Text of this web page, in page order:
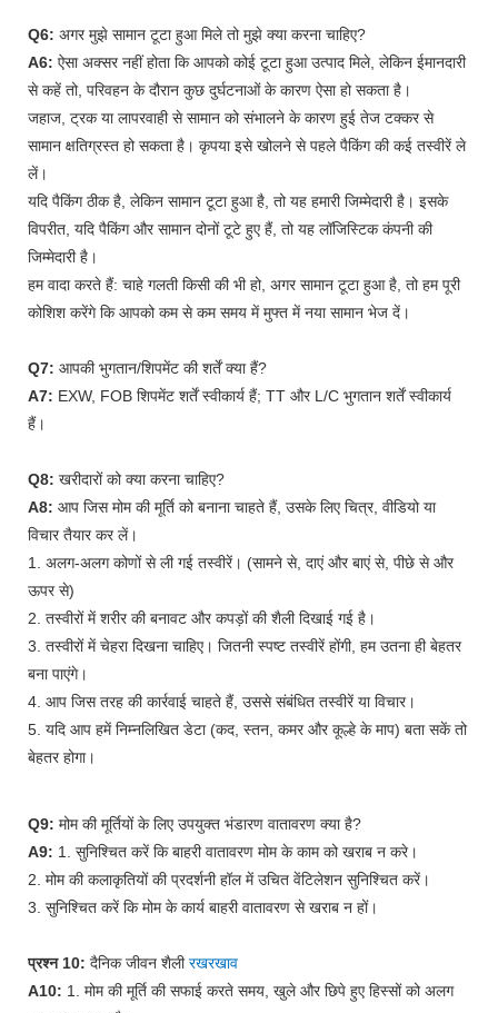
Q6: अगर मुझे सामान टूटा हुआ मिले तो मुझे क्या करना चाहिए?
A6: ऐसा अक्सर नहीं होता कि आपको कोई टूटा हुआ उत्पाद मिले, लेकिन ईमानदारी
से कहें तो, परिवहन के दौरान कुछ दुर्घटनाओं के कारण ऐसा हो सकता है।
जहाज, ट्रक या लापरवाही से सामान को संभालने के कारण हुई तेज टक्कर से
सामान क्षतिग्रस्त हो सकता है। कृपया इसे खोलने से पहले पैकिंग की कई तस्वीरें ले
लें।
यदि पैकिंग ठीक है, लेकिन सामान टूटा हुआ है, तो यह हमारी जिम्मेदारी है। इसके
विपरीत, यदि पैकिंग और सामान दोनों टूटे हुए हैं, तो यह लॉजिस्टिक कंपनी की
जिम्मेदारी है।
हम वादा करते हैं: चाहे गलती किसी की भी हो, अगर सामान टूटा हुआ है, तो हम पूरी
कोशिश करेंगे कि आपको कम से कम समय में मुफ्त में नया सामान भेज दें।
Q7: आपकी भुगतान/शिपमेंट की शर्तें क्या हैं?
A7: EXW, FOB शिपमेंट शर्तें स्वीकार्य हैं; TT और L/C भुगतान शर्तें स्वीकार्य
हैं।
Q8: खरीदारों को क्या करना चाहिए?
A8: आप जिस मोम की मूर्ति को बनाना चाहते हैं, उसके लिए चित्र, वीडियो या
विचार तैयार कर लें।
1. अलग-अलग कोणों से ली गई तस्वीरें। (सामने से, दाएं और बाएं से, पीछे से और
ऊपर से)
2. तस्वीरों में शरीर की बनावट और कपड़ों की शैली दिखाई गई है।
3. तस्वीरों में चेहरा दिखना चाहिए। जितनी स्पष्ट तस्वीरें होंगी, हम उतना ही बेहतर
बना पाएंगे।
4. आप जिस तरह की कार्रवाई चाहते हैं, उससे संबंधित तस्वीरें या विचार।
5. यदि आप हमें निम्नलिखित डेटा (कद, स्तन, कमर और कूल्हे के माप) बता सकें तो
बेहतर होगा।
Q9: मोम की मूर्तियों के लिए उपयुक्त भंडारण वातावरण क्या है?
A9: 1. सुनिश्चित करें कि बाहरी वातावरण मोम के काम को खराब न करे।
2. मोम की कलाकृतियों की प्रदर्शनी हॉल में उचित वेंटिलेशन सुनिश्चित करें।
3. सुनिश्चित करें कि मोम के कार्य बाहरी वातावरण से खराब न हों।
प्रश्न 10: दैनिक जीवन शैलीरखरखाव
A10: 1. मोम की मूर्ति की सफाई करते समय, खुले और छिपे हुए हिस्सों को अलग